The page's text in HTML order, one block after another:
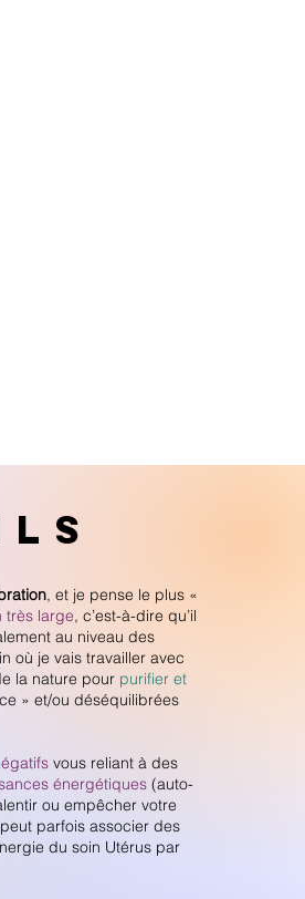
, et je pense le plus «
très large, c’est-à-dire qu’il
au niveau des
où je vais travailler avec
la nature pour purifier et
» et/ou déséquilibrées
vous reliant à des
énergétiques (auto-
ou empêcher votre
peut parfois associer des
du soin Utérus par